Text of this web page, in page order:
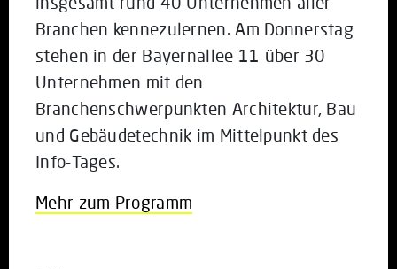
Branchen kennezulernen. Am Donnerstag
stehen in der Bayernallee 11 über 30
Unternehmen mit den
Branchenschwerpunkten Architektur, Bau
und Gebäudetechnik im Mittelpunkt des
Info-Tages.
Mehr zum Programm